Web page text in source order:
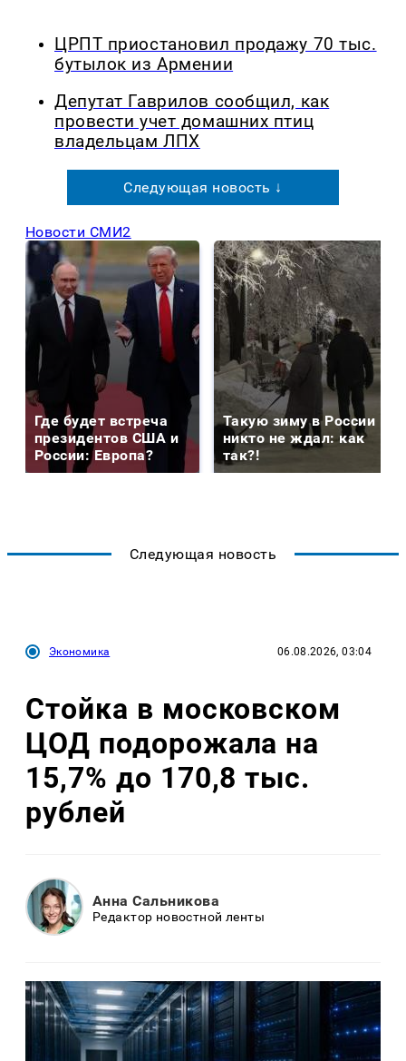
ЦРПТ приостановил продажу 70 тыс.
бутылок из Армении
Депутат Гаврилов сообщил, как
провести учет домашних птиц
владельцам ЛПХ
Следующая новость ↓
Новости СМИ2
Где будет встреча
президентов США и
России: Европа?
Такую зиму в России
никто не ждал: как
так?!
Следующая новость
Экономика 06.08.2026, 03:04
Стойка в московском
ЦОД подорожала на
15,7% до 170,8 тыс.
рублей
Анна Сальникова
Редактор новостной ленты